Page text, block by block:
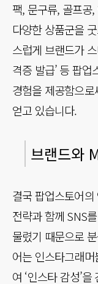
팩, 문구류, 골프공
다양한 상품군을
스럽게 브랜드가
격증 발급’ 등 팝
경험을 제공함으
얻고 있습니다.
브랜드와
결국 팝업스토어
전략과 함께 SNS
물렸기 때문으로
어는 인스타그래
여 ‘인스타 감성’